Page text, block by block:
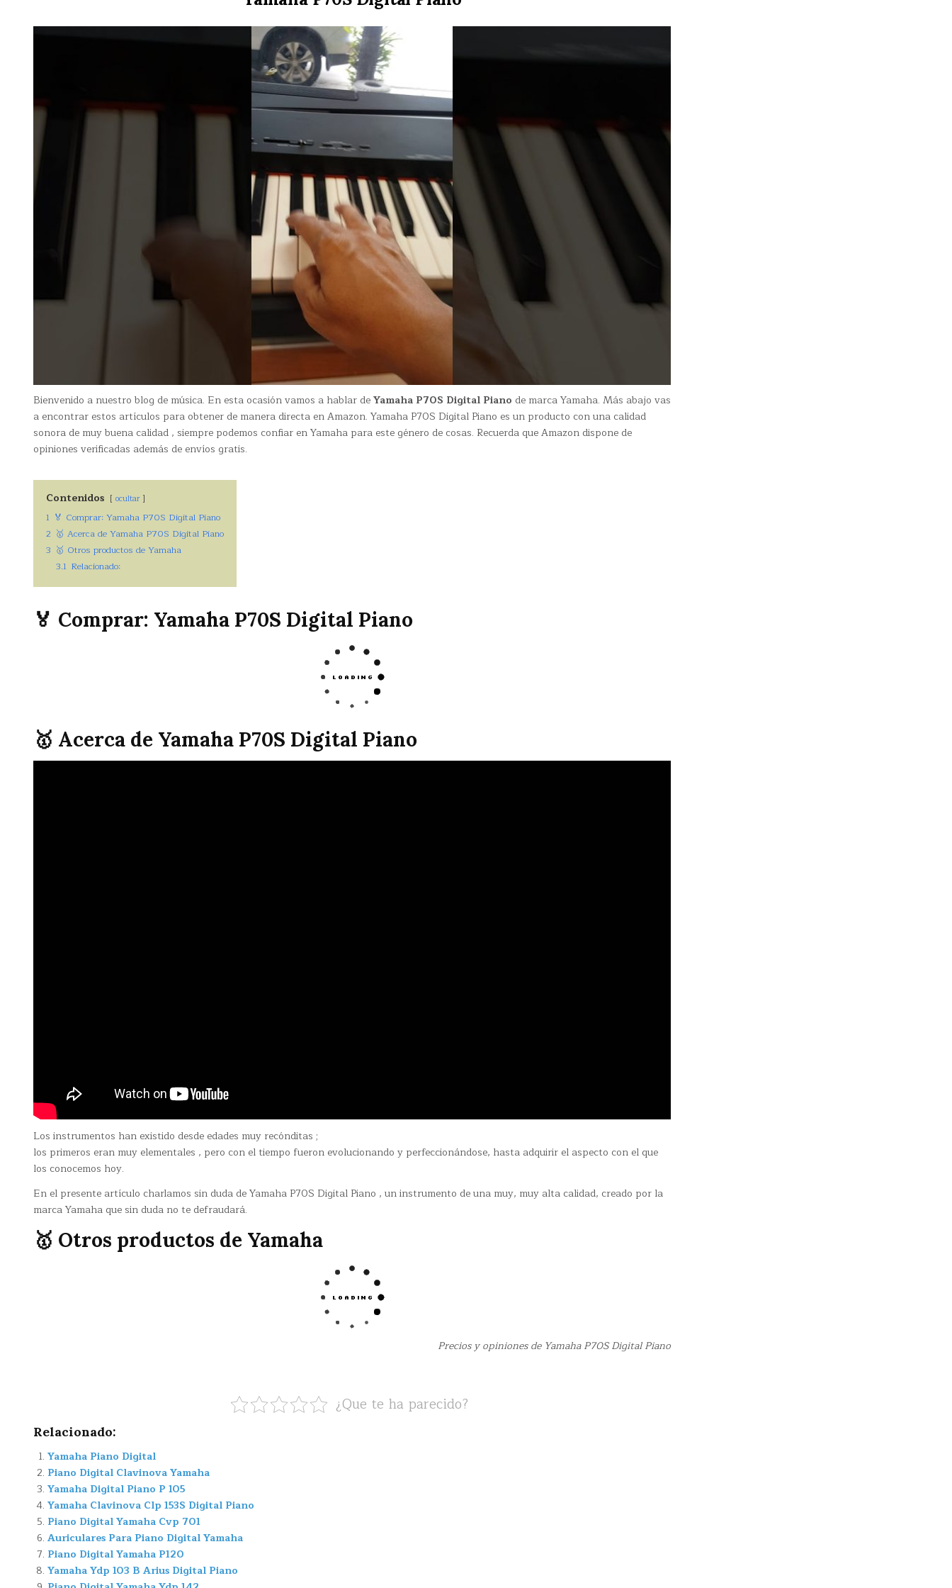
Bienvenido a nuestro blog de música. En esta ocasión vamos a hablar deYamaha P70S Digital Piano de marca Yamaha. Más abajo vas
a encontrar estos artículos para obtener de manera directa en Amazon. Yamaha P70S Digital Piano es un producto con una calidad
sonora de muy buena calidad , siempre podemos confiar en Yamaha para este género de cosas. Recuerda que Amazon dispone de
opiniones verificadas además de envíos gratis.
Contenidos ocultar
1 🏅 Comprar: Yamaha P70S Digital Piano
2 🥇 Acerca de Yamaha P70S Digital Piano
3 🥇 Otros productos de Yamaha
3.1 Relacionado:
🏅 Comprar: Yamaha P70S Digital Piano
🥇 Acerca de Yamaha P70S Digital Piano
Los instrumentos han existido desde edades muy recónditas ;
los primeros eran muy elementales , pero con el tiempo fueron evolucionando y perfeccionándose, hasta adquirir el aspecto con el que
los conocemos hoy.
En el presente artículo charlamos sin duda de Yamaha P70S Digital Piano , un instrumento de una muy, muy alta calidad, creado por la
marca Yamaha que sin duda no te defraudará.
🥇 Otros productos de Yamaha
Precios y opiniones de Yamaha P70S Digital Piano
¿Que te ha parecido?
Relacionado:
Yamaha Piano Digital
Piano Digital Clavinova Yamaha
Yamaha Digital Piano P 105
Yamaha Clavinova Clp 153S Digital Piano
Piano Digital Yamaha Cvp 701
Auriculares Para Piano Digital Yamaha
Piano Digital Yamaha P120
Yamaha Ydp 103 B Arius Digital Piano